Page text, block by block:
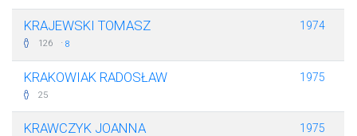
KRAJEWSKI TOMASZ
126 · 8
1974
KRAKOWIAK RADOSŁAW
25
1975
KRAWCZYK JOANNA 1975